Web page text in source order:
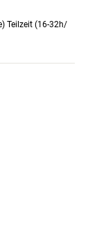
Teilzeit (16-32h/